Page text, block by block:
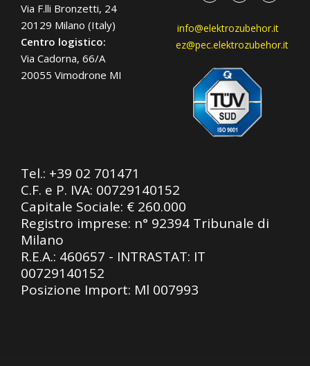
Via F.lli Bronzetti, 24
20129 Milano (Italy)
Centro logistico:
Via Cadorna, 66/A
20055 Vimodrone MI
info@elektrozubehor.it
ez@pec.elektrozubehor.it
Tel.: +39 02 701471
C.F. e P. IVA: 00729140152
Capitale Sociale: € 260.000
Registro imprese: n° 92394 Tribunale di
Milano
R.E.A.: 460657 - INTRASTAT: IT
00729140152
Posizione Import: Ml 007993